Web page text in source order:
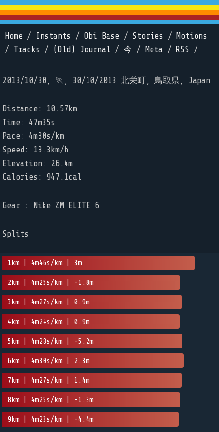
Home / Instants / Obi Base / Stories /
Motions
/ Tracks / (Old) Journal / 今 / Meta / RSS /
2013/10/30, 🏃, 30/10/2013 北栄町, 鳥取県, Japan
Distance: 10.57km
Time: 47m35s
Pace: 4m30s/km
Speed: 13.3km/h
Elevation: 26.4m
Calories: 947.1cal
Gear : Nike ZM ELITE 6
Splits
1km | 4m46s/km | 3m
2km | 4m25s/km | -1.8m
3km | 4m27s/km | 0.9m
4km | 4m24s/km | 0.9m
5km | 4m28s/km | -5.2m
6km | 4m30s/km | 2.3m
7km | 4m27s/km | 1.4m
8km | 4m25s/km | -1.3m
9km | 4m23s/km | -4.4m